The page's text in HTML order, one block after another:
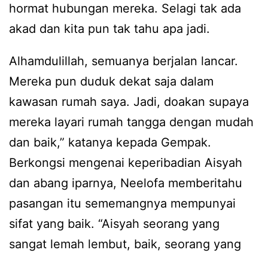
hormat hubungan mereka. Selagi tak ada
akad dan kita pun tak tahu apa jadi.
Alhamdulillah, semuanya berjalan lancar.
Mereka pun duduk dekat saja dalam
kawasan rumah saya. Jadi, doakan supaya
mereka layari rumah tangga dengan mudah
dan baik,” katanya kepada Gempak.
Berkongsi mengenai keperibadian Aisyah
dan abang iparnya, Neelofa memberitahu
pasangan itu sememangnya mempunyai
sifat yang baik. “Aisyah seorang yang
sangat lemah lembut, baik, seorang yang